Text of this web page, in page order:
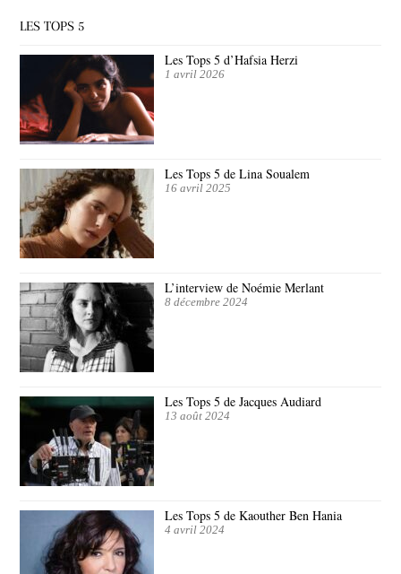
LES TOPS 5
Les Tops 5 d’Hafsia Herzi
1 avril 2026
Les Tops 5 de Lina Soualem
16 avril 2025
L’interview de Noémie Merlant
8 décembre 2024
Les Tops 5 de Jacques Audiard
13 août 2024
Les Tops 5 de Kaouther Ben Hania
4 avril 2024